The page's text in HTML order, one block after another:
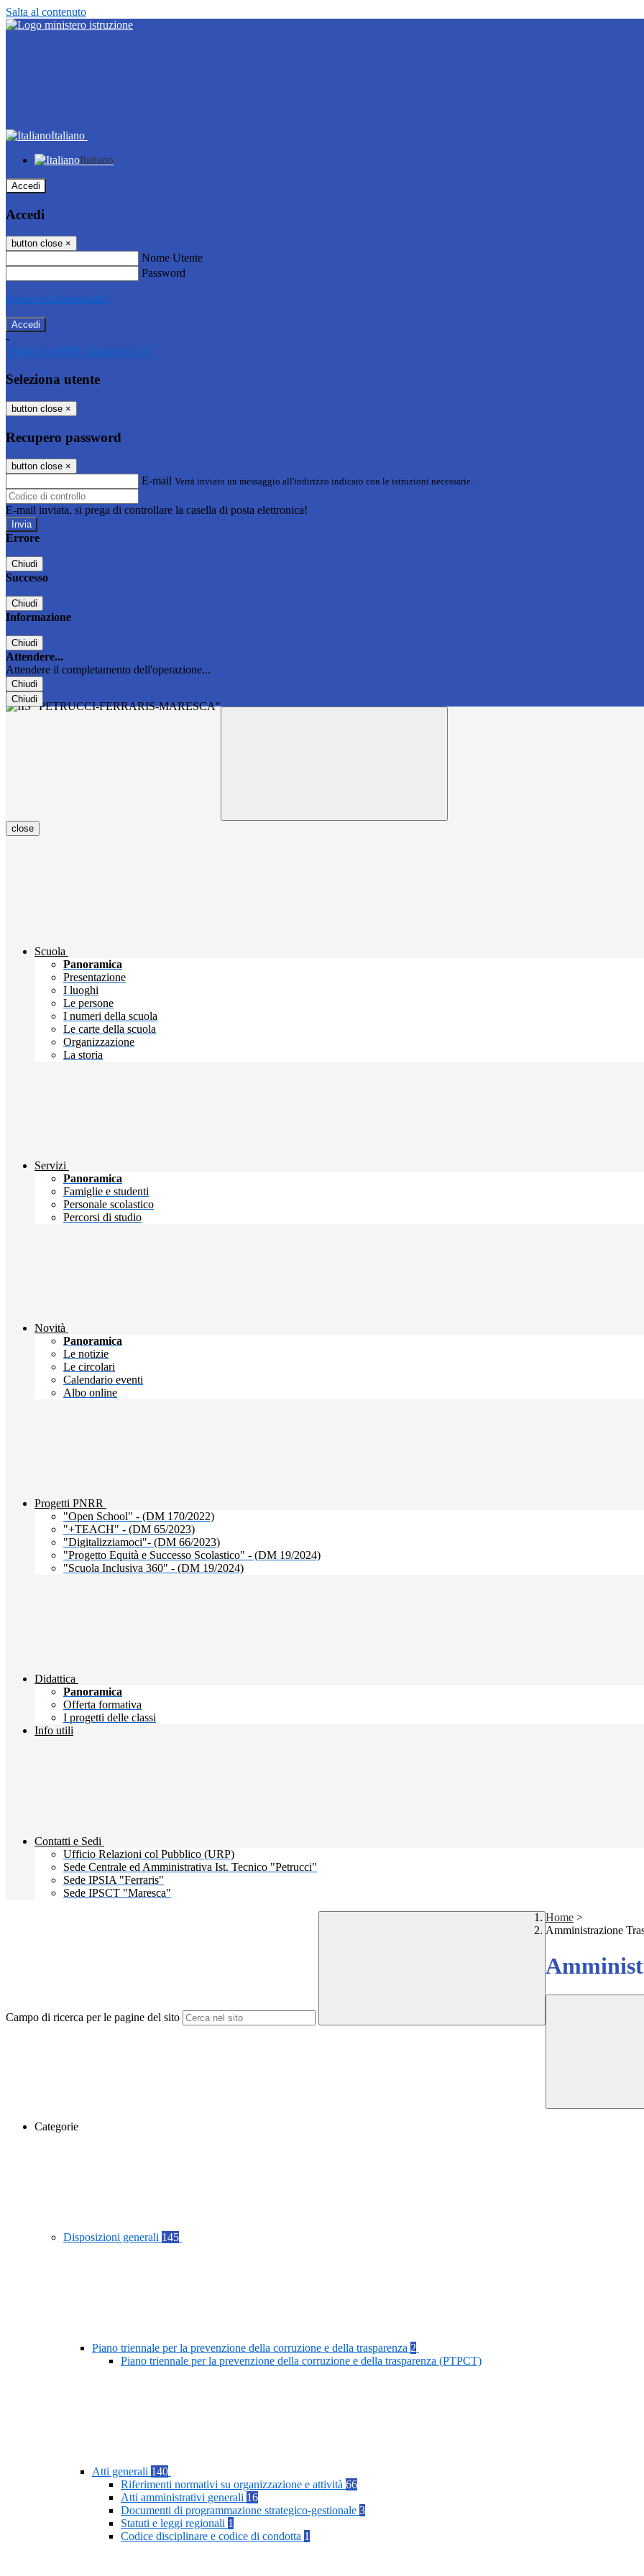
Salta al contenuto
Italiano
Italiano
Accedi
Accedi
button close ×
Nome Utente
Password
Password dimenticata?
-
Entra con SPID Entra con CIE
Seleziona utente
button close ×
Recupero password
button close ×
E-mail Verrà inviato un messaggio all'indirizzo indicato con le istruzioni necessarie.
E-mail inviata, si prega di controllare la casella di posta elettronica!
Errore
Chiudi
Successo
Chiudi
Informazione
Chiudi
Attendere...
Attendere il completamento dell'operazione...
Chiudi
Chiudi
close
Scuola
Panoramica
Presentazione
I luoghi
Le persone
I numeri della scuola
Le carte della scuola
Organizzazione
La storia
Servizi
Panoramica
Famiglie e studenti
Personale scolastico
Percorsi di studio
Novità
Panoramica
Le notizie
Le circolari
Calendario eventi
Albo online
Progetti PNRR
"Open School" - (DM 170/2022)
"+TEACH" - (DM 65/2023)
"Digitalizziamoci"- (DM 66/2023)
"Progetto Equità e Successo Scolastico" - (DM 19/2024)
"Scuola Inclusiva 360" - (DM 19/2024)
Didattica
Panoramica
Offerta formativa
I progetti delle classi
Info utili
Contatti e Sedi
Ufficio Relazioni col Pubblico (URP)
Sede Centrale ed Amministrativa Ist. Tecnico "Petrucci"
Sede IPSIA "Ferraris"
Sede IPSCT "Maresca"
Campo di ricerca per le pagine del sito
Home >
Amministrazione
Categorie
Disposizioni generali 145
Piano triennale per la prevenzione della corruzione e della trasparenza 2
Piano triennale per la prevenzione della corruzione e della trasparenza (PTPCT)
Atti generali 140
Riferimenti normativi su organizzazione e attività 66
Atti amministrativi generali 16
Documenti di programmazione strategico-gestionale 3
Statuti e leggi regionali 1
Codice disciplinare e codice di condotta 1